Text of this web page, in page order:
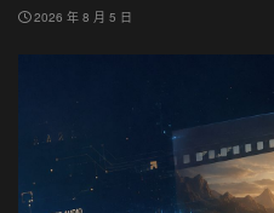
2026 年 8 月 5 日